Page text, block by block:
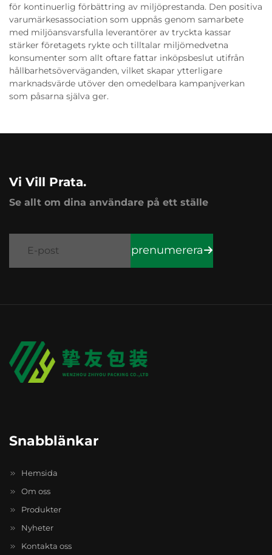
för kontinuerlig förbättring av miljöprestanda. Den positiva
varumärkesassociation som uppnås genom samarbete
med miljöansvarsfulla leverantörer av tryckta kassar
stärker företagets rykte och tilltalar miljömedvetna
konsumenter som allt oftare fattar inköpsbeslut utifrån
hållbarhetsöverväganden, vilket skapar ytterligare
marknadsvärde utöver den omedelbara kampanjverkan
som påsarna själva ger.
Vi Vill Prata.
Se allt om dina användare på ett ställe
prenumerera
Snabblänkar
Hemsida
Om oss
Produkter
Nyheter
Kontakta oss